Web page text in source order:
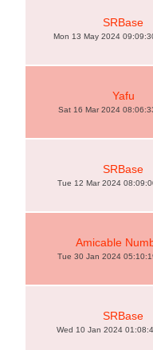
SRBase
Mon 13 May 2024
Yafu
Sat 16 Mar 2024
SRBase
Tue 12 Mar 2024
Amicable
Tue 30 Jan 2024
SRBase
Wed 10 Jan 2024